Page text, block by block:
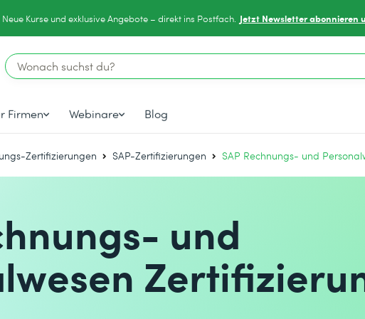
Neue Kurse und exklusive Angebote – direkt ins Postfach. Jetzt Newsletter abonnieren
Firmen Webinare Blog
Zertifizierungen SAP-Zertifizierungen SAP Rechnungs- und
und